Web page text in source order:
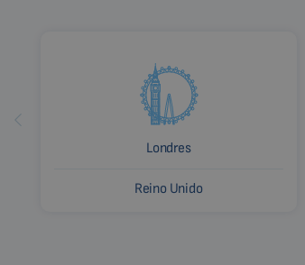
Londres
Reino Unido